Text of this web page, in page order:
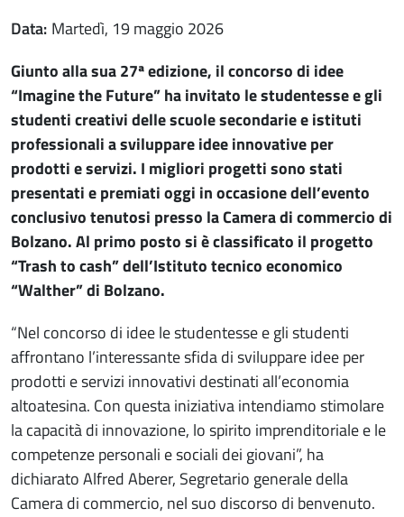
Data
martedì, 19 maggio 2026
Giunto alla sua 27ª edizione, il concorso di idee
“Imagine the Future” ha invitato le studentesse e gli
studenti creativi delle scuole secondarie e istituti
professionali a sviluppare idee innovative per
prodotti e servizi. I migliori progetti sono stati
presentati e premiati oggi in occasione dell’evento
conclusivo tenutosi presso la Camera di commercio di
Bolzano. Al primo posto si è classificato il progetto
“Trash to cash” dell’Istituto tecnico economico
“Walther” di Bolzano.
“Nel concorso di idee le studentesse e gli studenti
affrontano l’interessante sfida di sviluppare idee per
prodotti e servizi innovativi destinati all’economia
altoatesina. Con questa iniziativa intendiamo stimolare
la capacità di innovazione, lo spirito imprenditoriale e le
competenze personali e sociali dei giovani”, ha
dichiarato Alfred Aberer, Segretario generale della
Camera di commercio, nel suo discorso di benvenuto.